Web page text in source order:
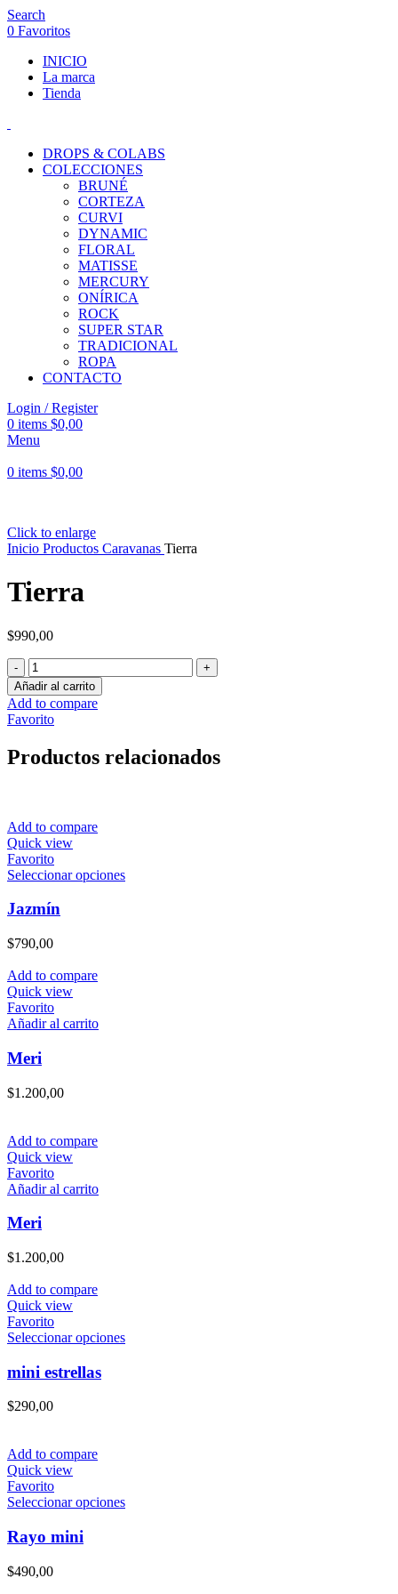
Search
0 Favoritos
INICIO
La marca
Tienda
DROPS & COLABS
COLECCIONES
BRUNÉ
CORTEZA
CURVI
DYNAMIC
FLORAL
MATISSE
MERCURY
ONÍRICA
ROCK
SUPER STAR
TRADICIONAL
ROPA
CONTACTO
Login / Register
0 items $0,00
Menu
0 items $0,00
Click to enlarge
Inicio Productos Caravanas Tierra
Tierra
$990,00
Tierra
cantidad
Añadir al carrito
Add to compare
Favorito
Productos relacionados
Add to compare
Quick view
Favorito
Seleccionar opcionesEste
Jazmín
$790,00
Add to compare
Quick view
Favorito
Añadir al carrito
Meri
$1.200,00
Add to compare
Quick view
Favorito
Añadir al carrito
Meri
$1.200,00
Add to compare
Quick view
Favorito
Seleccionar opcionesEste
en
la
mini estrellas
$290,00
Add to compare
Quick view
Favorito
Seleccionar opcionesEste
Rayo mini
$490,00